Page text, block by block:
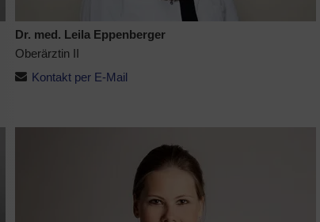
Dr. med. Leila Eppenberger
Oberärztin II
Kontakt per E-Mail